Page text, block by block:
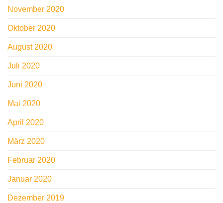
November 2020
Oktober 2020
August 2020
Juli 2020
Juni 2020
Mai 2020
April 2020
März 2020
Februar 2020
Januar 2020
Dezember 2019